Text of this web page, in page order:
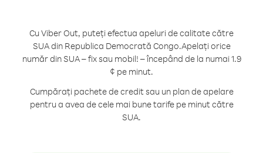
Cu Viber Out, puteți efectua apeluri de calitate către
SUA din Republica Democrată Congo.Apelați orice
număr din SUA – fix sau mobil! – începând de la numai 1.9
¢ pe minut.
Cumpărați pachete de credit sau un plan de apelare
pentru a avea de cele mai bune tarife pe minut către
SUA.